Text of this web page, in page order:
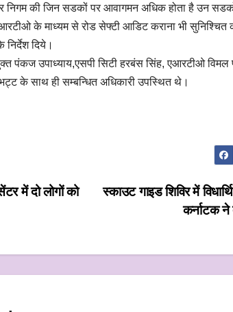
निगम की जिन सडकों पर आवागमन अधिक होता है उन
के माध्यम से रोड सेफ्टी आडिट कराना भी सुनिश्चित
दिये।
पंकज उपाध्याय,एसपी सिटी हरबंस सिंह, एआरटीओ विमल
के साथ ही सम्बन्धित अधिकारी उपस्थित थे।
स्काउट गाइड शिविर में
कर्नाटक ने
में दो लोगों को